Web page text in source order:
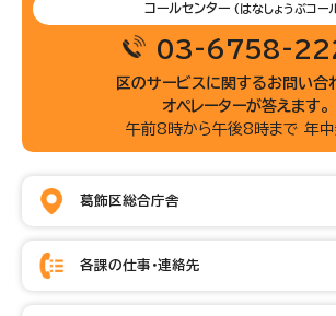
コールセンター (はなしょうぶコー
03-6758-
区のサービスに関するお問い合
オペレーターが答えます。
午前8時から午後8時まで 年
葛飾区総合庁舎
各課の仕事・連絡先